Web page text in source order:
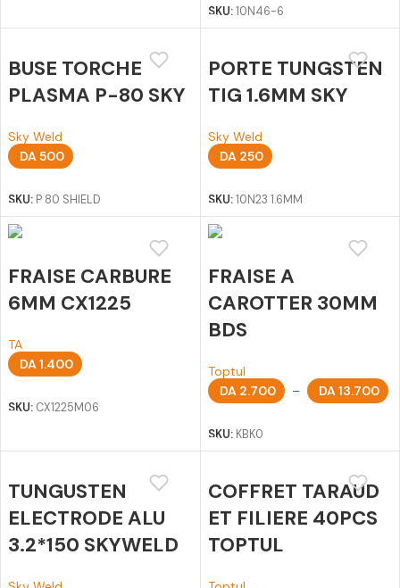
SKU:10N46-6
BUSE TORCHE
PLASMA P-80 SKY
Sky Weld
DA500
SKU: P 80 SHIELD
PORTE TUNGSTEN
TIG 1.6MM SKY
Sky Weld
DA250
SKU:10N23 1.6MM
FRAISE CARBURE
6MM CX1225
TA
DA1.400
SKU: CX1225M06
FRAISE A
CAROTTER 30MM
BDS
Toptul
DA2.700 – DA13.700
SKU: KBK0
TUNGUSTEN
ELECTRODE ALU
3.2*150 SKYWELD
COFFRET TARAUD
ET FILIERE 40PCS
TOPTUL